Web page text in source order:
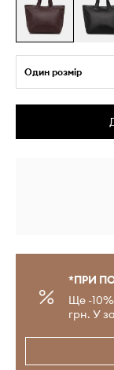
Один розмір
*ПРИ
Ще -10%
грн. У